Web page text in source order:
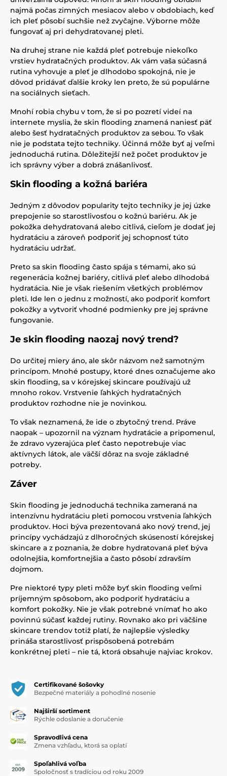
najmä počas zimných mesiacov alebo v obdobiach, keď
ich pleť pôsobí suchšie než zvyčajne. Výborne môže
fungovať aj pri dehydratovanej pleti.
Na druhej strane nie každá pleť potrebuje niekoľko
vrstiev hydratačných produktov. Ak vám vaša súčasná
rutina vyhovuje a pleť je dlhodobo spokojná, nie je
dôvod pridávať ďalšie kroky len preto, že sú populárne
na sociálnych sieťach.
Mnohí robia chybu v tom, že si po pozretí videí na
internete myslia, že skin flooding znamená naniesť päť
alebo šesť hydratačných produktov za sebou. To však
nie je podstata tejto techniky. Účinná môže byť aj veľmi
jednoduchá rutina. Dôležitejší než počet produktov je
ich správny výber a dobrá znášanlivosť.
Skin flooding a kožná bariéra
Jedným z dôvodov popularity tejto techniky je jej úzke
prepojenie so starostlivosťou o kožnú bariéru. Ak je
pokožka dehydratovaná alebo citlivá, cieľom je dodať jej
hydratáciu a zároveň podporiť jej schopnosť túto
hydratáciu udržať.
Preto sa skin flooding často spája s témami, ako sú
regenerácia kožnej bariéry, citlivá pleť alebo dlhodobá
hydratácia. Nie je však riešením všetkých problémov
pleti. Ide len o jednu z možností, ako podporiť komfort
pokožky a vytvoriť vhodné podmienky pre jej správne
fungovanie.
Je skin flooding naozaj nový trend?
Do určitej miery áno, ale skôr názvom než samotným
princípom. Mnohé postupy, ktoré dnes označujeme ako
skin flooding, sa v kórejskej skincare používajú už
mnoho rokov. Vrstvenie ľahkých hydratačných
produktov rozhodne nie je novinkou.
To však neznamená, že ide o zbytočný trend. Práve
naopak – upozornil na význam hydratácie a pripomenul,
že zdravo vyzerajúca pleť často nepotrebuje viac
aktívnych látok, ale väčší dôraz na svoje základné
potreby.
Záver
Skin flooding je jednoduchá technika zameraná na
intenzívnu hydratáciu pleti pomocou vrstvenia ľahkých
produktov. Hoci býva prezentovaná ako nový trend, jej
princípy vychádzajú z dlhoročných skúseností kórejskej
skincare a z poznania, že dobre hydratovaná pleť býva
odolnejšia, komfortnejšia a často pôsobí zdravším
dojmom.
Pre niektoré typy pleti môže byť skin flooding veľmi
príjemným spôsobom, ako podporiť hydratáciu a
komfort pokožky. Nie je však potrebné vnímať ho ako
povinnú súčasť každej rutiny. Rovnako ako pri väčšine
skincare trendov totiž platí, že najlepšie výsledky
prináša starostlivosť prispôsobená potrebám
konkrétnej pleti – nie tá, ktorá obsahuje najviac krokov.
Certifikované šošovky
Bezpečné materiály a pohodlné nosenie
Najširší sortiment
Rýchle odoslanie a doručenie
Spravodlivá cena
Zmena vzhľadu, ktorá sa oplatí
Spoľahlivá voľba
Spoločnosť s tradíciou od roku 2009